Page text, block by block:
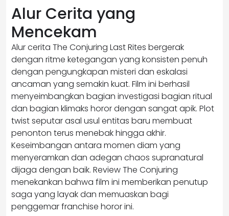
Alur Cerita yang
Mencekam
Alur cerita The Conjuring Last Rites bergerak
dengan ritme ketegangan yang konsisten penuh
dengan pengungkapan misteri dan eskalasi
ancaman yang semakin kuat. Film ini berhasil
menyeimbangkan bagian investigasi bagian ritual
dan bagian klimaks horor dengan sangat apik. Plot
twist seputar asal usul entitas baru membuat
penonton terus menebak hingga akhir.
Keseimbangan antara momen diam yang
menyeramkan dan adegan chaos supranatural
dijaga dengan baik. Review The Conjuring
menekankan bahwa film ini memberikan penutup
saga yang layak dan memuaskan bagi
penggemar franchise horor ini.